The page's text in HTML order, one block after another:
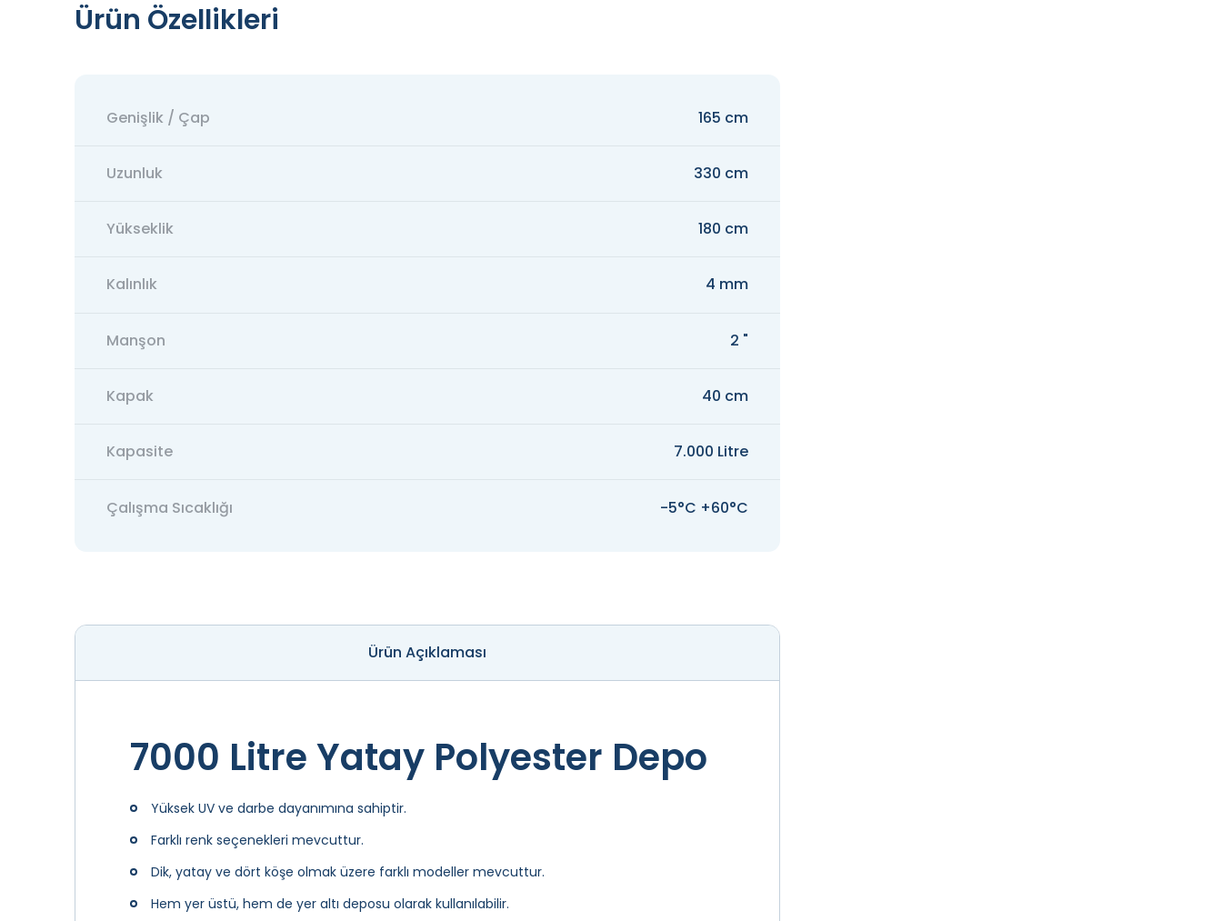
Ürün Özellikleri
Genişlik / Çap 165 cm
Uzunluk 330 cm
Yükseklik 180 cm
Kalınlık 4 mm
Manşon 2 "
Kapak 40 cm
Kapasite 7.000 Litre
Çalışma Sıcaklığı -5°C +60°C
Ürün Açıklaması
7000 Litre Yatay Polyester Depo
Yüksek UV ve darbe dayanımına sahiptir.
Farklı renk seçenekleri mevcuttur.
Dik, yatay ve dört köşe olmak üzere farklı modeller mevcuttur.
Hem yer üstü, hem de yer altı deposu olarak kullanılabilir.